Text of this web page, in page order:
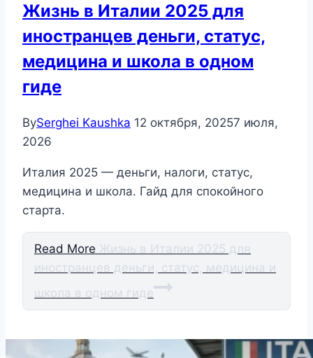
Жизнь в Италии 2025 для
иностранцев деньги, статус,
медицина и школа в одном
гиде
BySerghei Kaushka 12 октября, 20257 июля,
2026
Италия 2025 — деньги, налоги, статус,
медицина и школа. Гайд для спокойного
старта.
Read More Жизнь в Италии 2025 для
иностранцев деньги, статус, медицина и
школа в одном гиде